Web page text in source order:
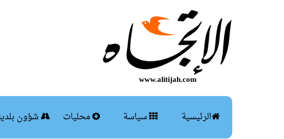
www.alitijah.com
الرئيسية سياسة محليات شؤون